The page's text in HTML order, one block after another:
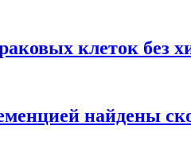
клеток без
найдены